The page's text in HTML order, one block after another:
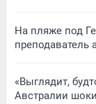
На пляже под
преподаватель
«Выглядит,
Австралии